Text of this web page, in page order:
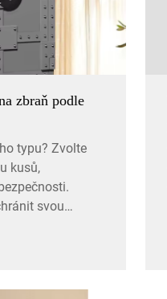
zbraň podle
typu? Zvolte
kusů,
svou